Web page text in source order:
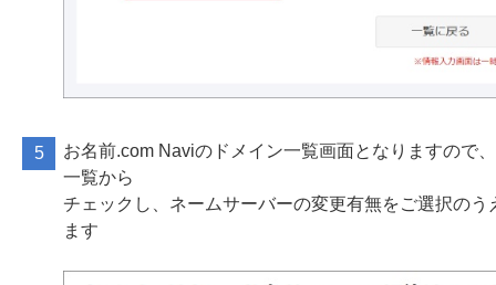
お名前.com Naviのドメイン一覧画面となりますので
一覧から
チェックし、ネームサーバーの変更有無をご選択のう
ます